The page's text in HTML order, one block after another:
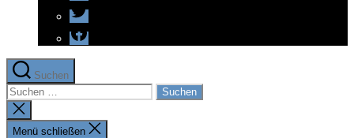
Twitter
Facebook
Suchen
Suchen
nach:
Suche
schließen
Menü schließen